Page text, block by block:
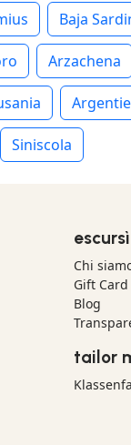
Baja
Arzachena
Siniscola
escursì
Chi
Gift Card
Blog
tailor